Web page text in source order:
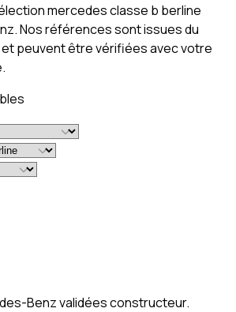
mercedes classe b berline
Nos références sont issues du
peuvent être vérifiées avec votre
s
Benz validées constructeur.